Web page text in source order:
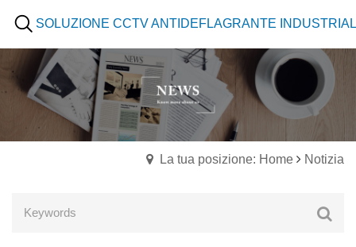
SOLUZIONE CCTV ANTIDEFLAGRANTE
La tua posizione: Home Notizia